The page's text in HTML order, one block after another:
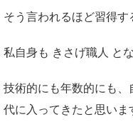
そう言われるほど習得す
私自身も きさげ職人 と
技術的にも年数的にも、
代に入ってきたと思いま